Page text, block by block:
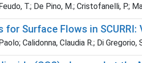
T.; De Pino, M.; Cristofanelli, P.;
Surface Flows in
Calidonna, Claudia R.; Di Gregorio,